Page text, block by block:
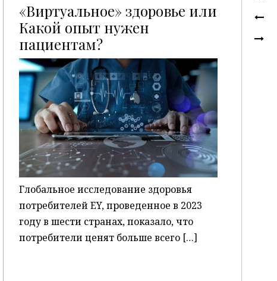
«Виртуальное» здоровье или
Какой опыт нужен
пациентам?P
Глобальное исследование здоровья
потребителей EY, проведенное в 2023
году в шести странах, показало, что
потребители ценят больше всего […]